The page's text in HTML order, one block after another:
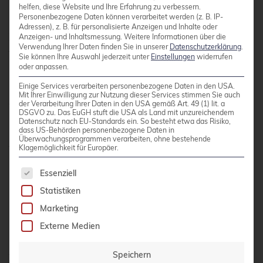
durchgeführt, die Testabfragen mit jeweils
zufällig gewählten Parametern ausführten.
Zusätzlich zu Anwendungsfällen mit
verschiedenen Indextypen führte ich auch
sequentielle Scans über die gesamte Tabelle
durch. Die Tests wurden mit unterschiedlicher
Anzahl paralleler Sitzungen wiederholt, um
genügend Datenpunkte zu sammeln, und
dieselben Tests wurden an allen drei Tabellen mit
verschiedenen Kompressionsalgorithmen
durchgeführt.
Die erste Grafik zeigt die Ergebnisse von
SELECT-Abfragen, die sequentielle Scans
durchführen und JSON-Schlüssel abrufen, die am
Anfang des JSONB-Binärobjekts gespeichert
helfen, diese Website und Ihre Erfahrung zu verbessern.
Personenbezogene Daten können verarbeitet werden (z. B. IP-
Adressen), z. B. für personalisierte Anzeigen und Inhalte oder
Anzeigen- und Inhaltsmessung. Weitere Informationen über die
Verwendung Ihrer Daten finden Sie in unserer Datenschutzerklärung
Sie können Ihre Auswahl jederzeit unter Einstellungen widerrufen
oder anpassen.
Einige Services verarbeiten personenbezogene Daten in den USA.
Mit Ihrer Einwilligung zur Nutzung dieser Services stimmen Sie auch
der Verarbeitung Ihrer Daten in den USA gemäß Art. 49 (1) lit. a
DSGVO zu. Das EuGH stuft die USA als Land mit unzureichendem
Datenschutz nach EU-Standards ein. So besteht etwa das Risiko,
dass US-Behörden personenbezogene Daten in
Überwachungsprogrammen verarbeiten, ohne bestehende
Klagemöglichkeit für Europäer.
Es folgt eine Liste der Service-Gruppen, für die
Essenziell
Statistiken
Marketing
Externe Medien
Speichern